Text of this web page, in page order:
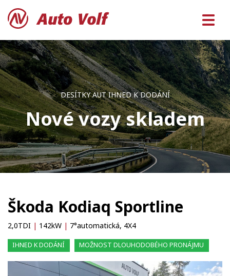
DESÍTKY AUT IHNED K DODÁNÍ
Nové vozy skladem
Škoda Kodiaq Sportline
2,0TDI | 142kW | 7°automatická, 4X4
IHNED K DODÁNÍ MOŽNOST DLOUHODOBÉHO PRONÁJMU